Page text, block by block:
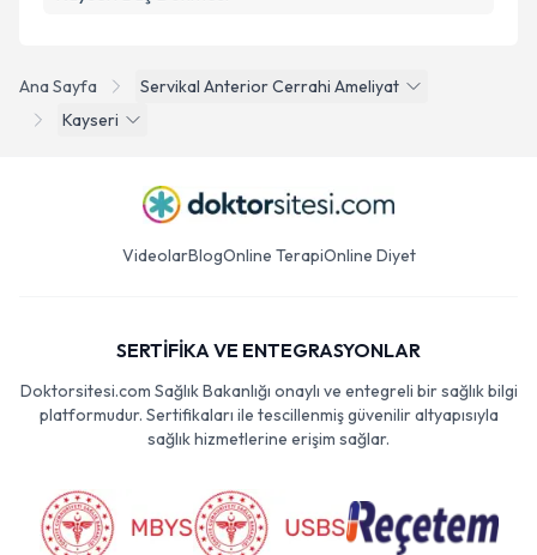
Ana Sayfa
Servikal Anterior Cerrahi Ameliyat
Kayseri
VideolarBlogOnline TerapiOnline Diyet
SERTİFİKA VE ENTEGRASYONLAR
Doktorsitesi.com Sağlık Bakanlığı onaylı ve entegreli bir sağlık bilgi
platformudur. Sertifikaları ile tescillenmiş güvenilir altyapısıyla
sağlık hizmetlerine erişim sağlar.